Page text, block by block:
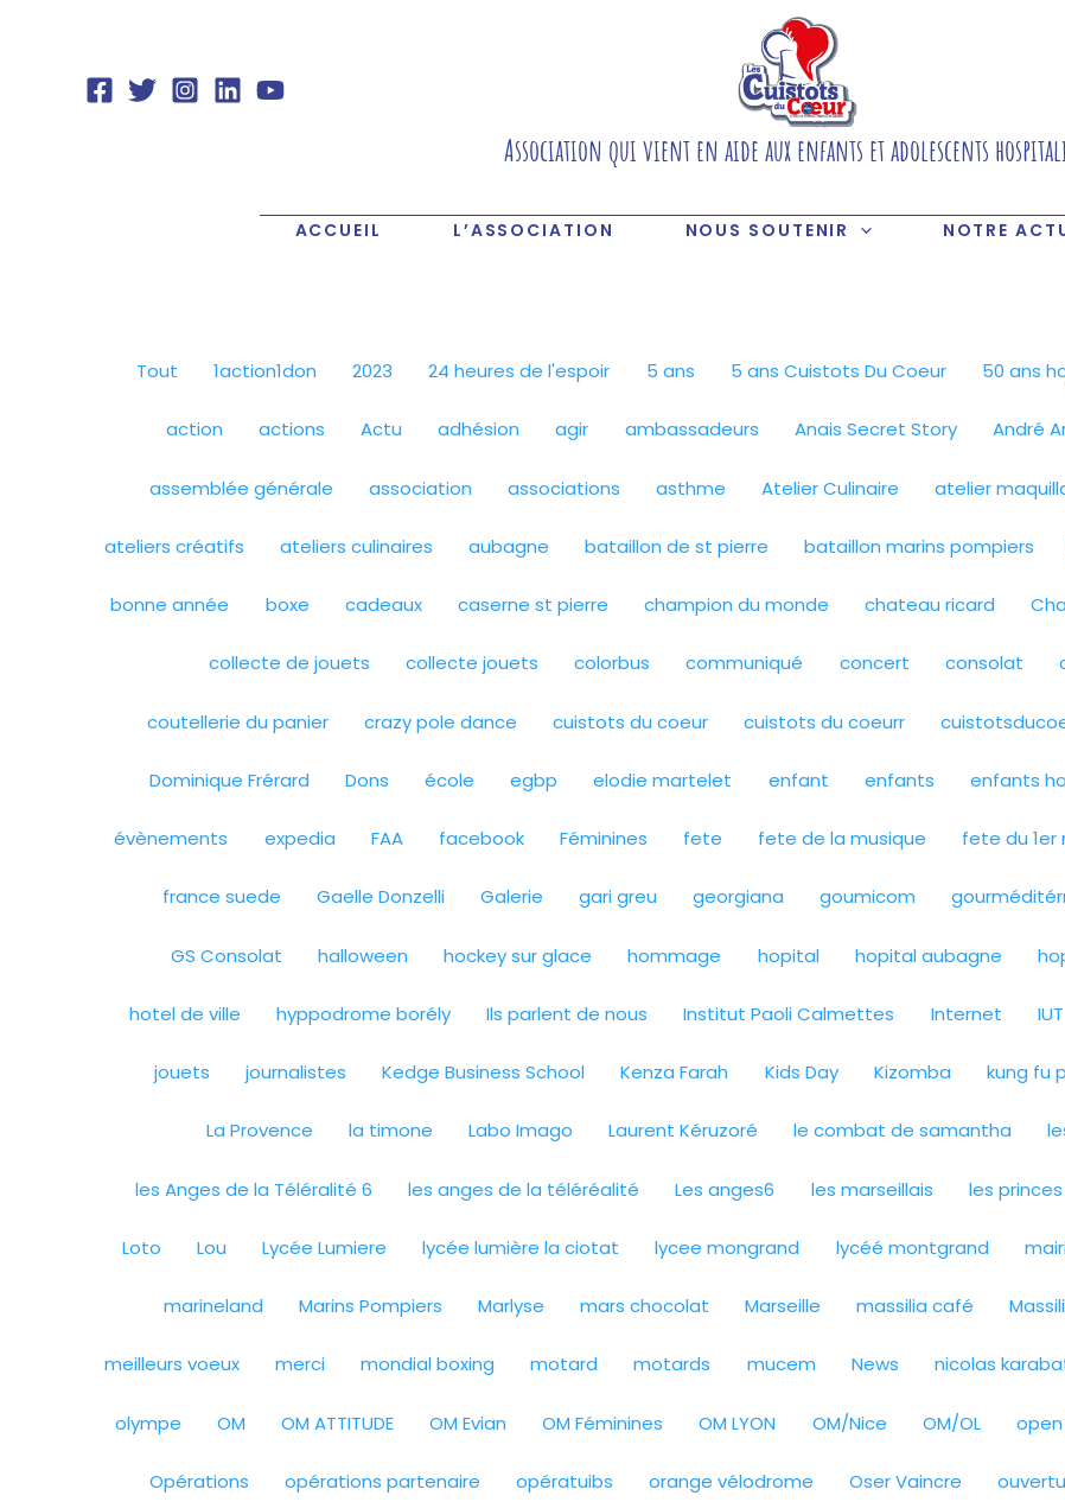
Association qui vient en aide aux enfants et adolescents
ACCUEIL L’ASSOCIATION NOUS SOUTENIR NOTRE
par
Tout 1action1don 2023 24 heures de l'espoir 5 ans 5 ans Cuistots Du Coeur 50 ans
action actions Actu adhésion agir ambassadeurs Anais Secret Story André
assemblée générale association associations asthme Atelier Culinaire atelier
ateliers créatifs ateliers culinaires aubagne bataillon de st pierre bataillon marins pompiers
bonne année boxe cadeaux caserne st pierre champion du monde chateau ricard
collecte de jouets collecte jouets colorbus communiqué concert consolat
coutellerie du panier crazy pole dance cuistots du coeur cuistots du coeurr
Dominique Frérard Dons école egbp elodie martelet enfant enfants enfants
évènements expedia FAA facebook Féminines fete fete de la musique fete du 1er
france suede Gaelle Donzelli Galerie gari greu georgiana goumicom
GS Consolat halloween hockey sur glace hommage hopital hopital aubagne
hotel de ville hyppodrome borély Ils parlent de nous Institut Paoli Calmettes Internet IUT
jouets journalistes Kedge Business School Kenza Farah Kids Day Kizomba kung fu
La Provence la timone Labo Imago Laurent Kéruzoré le combat de samantha
les Anges de la Téléralité 6 les anges de la téléréalité Les anges6 les marseillais les
Loto Lou Lycée Lumiere lycée lumière la ciotat lycee mongrand lycéé montgrand
marineland Marins Pompiers Marlyse mars chocolat Marseille massilia café
meilleurs voeux merci mondial boxing motard motards mucem News nicolas
olympe OM OM ATTITUDE OM Evian OM Féminines OM LYON OM/Nice OM/OL open
Opérations opérations partenaire opératuibs orange vélodrome Oser Vaincre